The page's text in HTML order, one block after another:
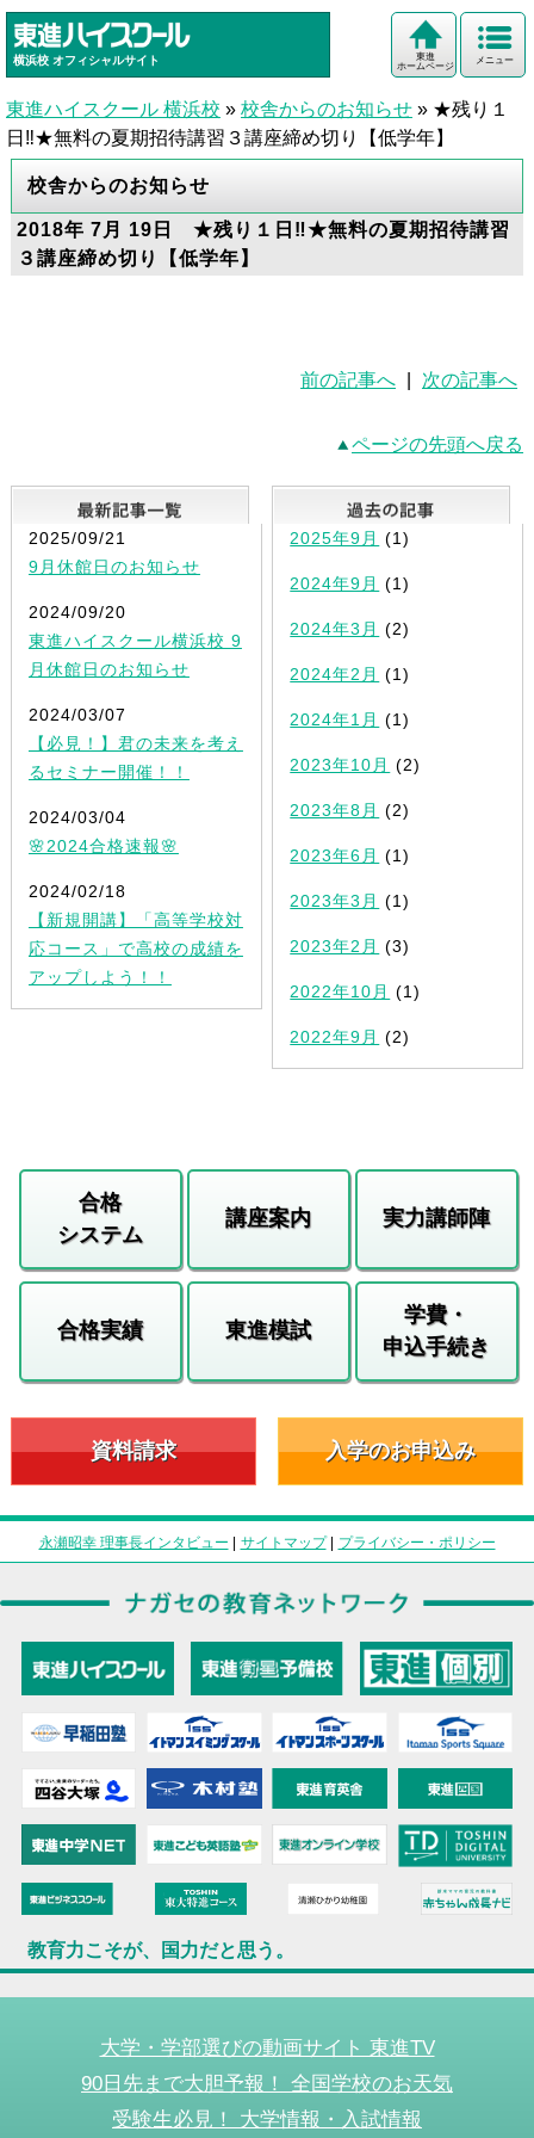
横浜校 オフィシャルサイト メニュー
東進
ホームページ
東進ハイスクール 横浜校 » 校舎からのお知らせ » ★残り１
日‼★無料の夏期招待講習３講座締め切り【低学年】
校舎からのお知らせ
2018年 7月 19日 ★残り１日‼★無料の夏期招待講習
３講座締め切り【低学年】
前の記事へ 次の記事へ
ページの先頭へ戻る
最新記事一覧
2025/09/21
9月休館日のお知らせ
2024/09/20
東進ハイスクール横浜校 9
月休館日のお知らせ
2024/03/07
【必見！】君の未来を考え
るセミナー開催！！
2024/03/04
🌸2024合格速報🌸
2024/02/18
【新規開講】「高等学校対
応コース」で高校の成績を
アップしよう！！
2025年9月 (1)
2024年9月 (1)
2024年3月 (2)
2024年2月 (1)
2024年1月 (1)
2023年10月 (2)
2023年8月 (2)
2023年6月 (1)
2023年3月 (1)
2023年2月 (3)
2022年10月 (1)
2022年9月 (2)
合格
システム
講座案内 実力講師陣
合格実績 東進模試
学費・
申込手続き
資料請求 入学のお申込み
永瀬昭幸 理事長インタビュー | サイトマップ| プライバシー・ポリシー
教育力こそが、国力だと思う。
大学・学部選びの動画サイト 東進TV
90日先まで大胆予報！ 全国学校のお天気
受験生必見！ 大学情報・入試情報